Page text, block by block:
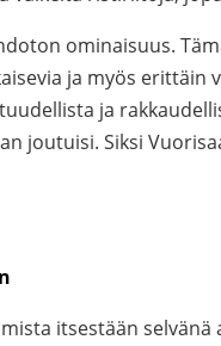
ominaisuus.
ja myös erittäin
ja
joutuisi. Siksi
itsestään selvänä